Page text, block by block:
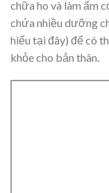
chữa ho và làm ấm
chứa nhiều dưỡng
hiểu tại đây) để có
khỏe cho bản thân.